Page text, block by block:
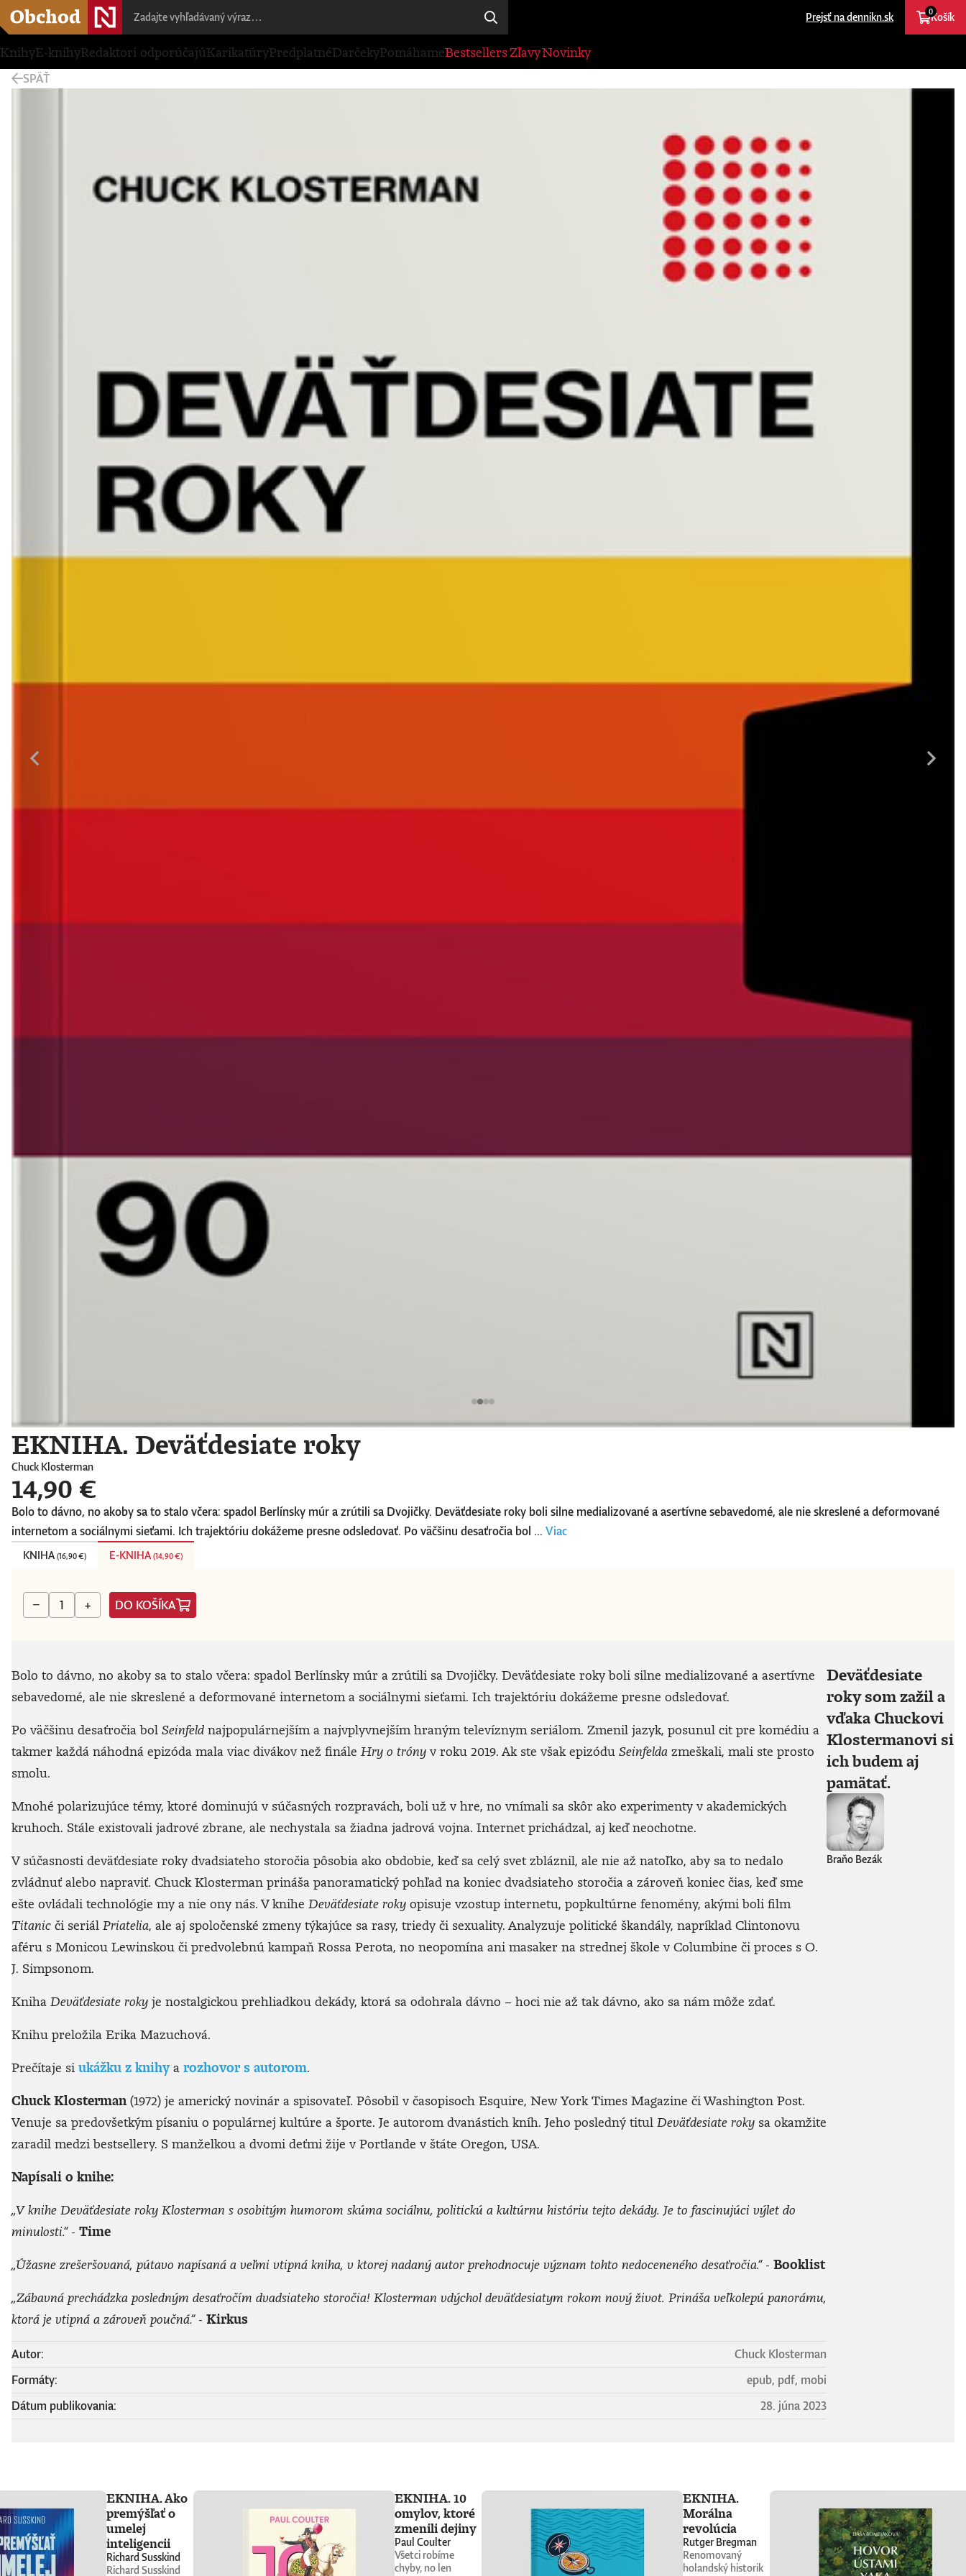
Prejsť na dennikn.sk Košík
0
KnihyE-knihyRedaktori odporúčajúKarikatúryPredplatnéDarčekyPomáhameBestsellersZľavyNovinky
SPÄŤ
EKNIHA. Deväťdesiate roky
Chuck Klosterman
14,90 €
Bolo to dávno, no akoby sa to stalo včera: spadol Berlínsky múr a zrútili sa Dvojičky. Deväťdesiate roky boli silne medializované a asertívne sebavedomé, ale nie skreslené a deformované
internetom a sociálnymi sieťami. Ich trajektóriu dokážeme presne odsledovať. Po väčšinu desaťročia bol ... Viac
KNIHA (16,90 €) E-KNIHA (14,90 €)
− + DO KOŠÍKA
Bolo to dávno, no akoby sa to stalo včera: spadol Berlínsky múr a zrútili sa Dvojičky. Deväťdesiate roky boli silne medializované a asertívne
sebavedomé, ale nie skreslené a deformované internetom a sociálnymi sieťami. Ich trajektóriu dokážeme presne odsledovať.
Po väčšinu desaťročia bol Seinfeld najpopulárnejším a najvplyvnejším hraným televíznym seriálom. Zmenil jazyk, posunul cit pre komédiu a
takmer každá náhodná epizóda mala viac divákov než finále Hry o tróny v roku 2019. Ak ste však epizódu Seinfelda zmeškali, mali ste prosto
smolu.
Mnohé polarizujúce témy, ktoré dominujú v súčasných rozpravách, boli už v hre, no vnímali sa skôr ako experimenty v akademických
kruhoch. Stále existovali jadrové zbrane, ale nechystala sa žiadna jadrová vojna. Internet prichádzal, aj keď neochotne.
V súčasnosti deväťdesiate roky dvadsiateho storočia pôsobia ako obdobie, keď sa celý svet zbláznil, ale nie až natoľko, aby sa to nedalo
zvládnuť alebo napraviť. Chuck Klosterman prináša panoramatický pohľad na koniec dvadsiateho storočia a zároveň koniec čias, keď sme
ešte ovládali technológie my a nie ony nás. V knihe Deväťdesiate roky opisuje vzostup internetu, popkultúrne fenomény, akými boli film
Titanic či seriál Priatelia, ale aj spoločenské zmeny týkajúce sa rasy, triedy či sexuality. Analyzuje politické škandály, napríklad Clintonovu
aféru s Monicou Lewinskou či predvolebnú kampaň Rossa Perota, no neopomína ani masaker na strednej škole v Columbine či proces s O.
J. Simpsonom.
Kniha Deväťdesiate roky je nostalgickou prehliadkou dekády, ktorá sa odohrala dávno – hoci nie až tak dávno, ako sa nám môže zdať.
Knihu preložila Erika Mazuchová.
Prečítaje si ukážku z knihya rozhovor s autorom.
Chuck Klosterman (1972) je americký novinár a spisovateľ. Pôsobil v časopisoch Esquire, New York Times Magazine či Washington Post.
Venuje sa predovšetkým písaniu o populárnej kultúre a športe. Je autorom dvanástich kníh. Jeho posledný titul Deväťdesiate roky sa okamžite
zaradil medzi bestsellery. S manželkou a dvomi deťmi žije v Portlande v štáte Oregon, USA.
Napísali o knihe:
„V knihe Deväťdesiate roky Klosterman s osobitým humorom skúma sociálnu, politickú a kultúrnu históriu tejto dekády. Je to fascinujúci výlet do
minulosti.“ - Time
„Úžasne zrešeršovaná, pútavo napísaná a veľmi vtipná kniha, v ktorej nadaný autor prehodnocuje význam tohto nedoceneného desaťročia.“ - Booklist
„Zábavná prechádzka posledným desaťročím dvadsiateho storočia! Klosterman vdýchol deväťdesiatym rokom nový život. Prináša veľkolepú panorámu,
ktorá je vtipná a zároveň poučná.“ - Kirkus
Autor:
Chuck Klosterman
Formáty:
epub, pdf, mobi
Dátum publikovania:
28. júna 2023
Deväťdesiate
roky som zažil a
vďaka Chuckovi
Klostermanovi si
ich budem aj
pamätať.
Braňo Bezák
EKNIHA. Ako
premýšľať o
umelej
inteligencii
Richard Susskind
Richard Susskind
EKNIHA. 10
omylov, ktoré
zmenili dejiny
Paul Coulter
Všetci robíme
chyby, no len
EKNIHA.
Morálna
revolúcia
Rutger Bregman
Renomovaný
holandský historik